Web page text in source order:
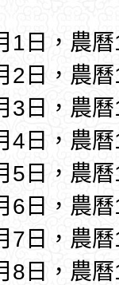
1日，農
2日，農
3日，農
4日，農
5日，農
6日，農
7日，農
8日，農